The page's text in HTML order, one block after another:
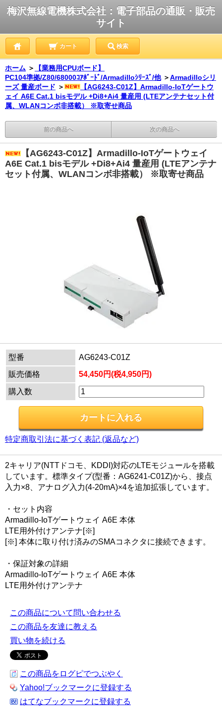
梅沢無線電機株式会社：電子部品の通販・販売
サイト
カート 検索
ホーム ＞
【業務用CPUボード】
PC104準拠/Z80/68000ｺｱﾎﾞｰﾄﾞ/Armadilloｼﾘｰｽﾞ/他 ＞Armadilloシリ
ーズ 量産ボード ＞
【AG6243-C01Z】Armadillo-IoTゲートウ
ェイ A6E Cat.1 bisモデル +Di8+Ai4 量産用 (LTEアンテナセット付
属、WLANコンボ非搭載） ※取寄せ商品
前の商品へ 次の商品へ
【AG6243-C01Z】Armadillo-IoTゲートウェイ
A6E Cat.1 bisモデル +Di8+Ai4 量産用 (LTEアンテナ
セット付属、WLANコンボ非搭載） ※取寄せ商品
型番
AG6243-C01Z
販売価格
54,450円(税4,950円)
購入数
特定商取引法に基づく表記 (返品など)
2キャリア(NTTドコモ、KDDI)対応のLTEモジュールを搭載
しています。標準タイプ(型番：AG6241-C01Z)から、接点
入力×8、アナログ入力(4-20mA)×4を追加拡張しています。
・セット内容
Armadillo-IoTゲートウェイ A6E 本体
LTE用外付けアンテナ[※]
[※] 本体に取り付け済みのSMAコネクタに接続できます。
・保証対象の詳細
Armadillo-IoTゲートウェイ A6E 本体
LTE用外付けアンテナ
この商品について問い合わせる
この商品を友達に教える
買い物を続ける
この商品をログピでつぶやく
Yahoo!ブックマークに登録する
はてなブックマークに登録する